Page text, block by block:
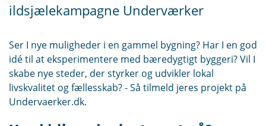
ildsjælekampagne Underværker
Ser I nye muligheder i en gammel bygning? Har I en god
idé til at eksperimentere med bæredygtigt byggeri? Vil I
skabe nye steder, der styrker og udvikler lokal
livskvalitet og fællesskab? - Så tilmeld jeres projekt på
Undervaerker.dk.